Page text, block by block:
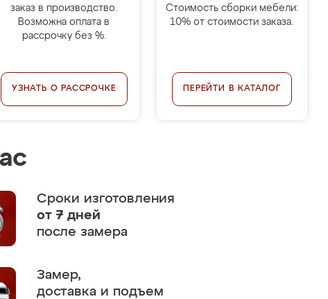
заказ в производство.
Возможна оплата в
рассрочку без %.
УЗНАТЬ О РАССРОЧКЕ
Стоимость сборки мебели:
10% от стоимости заказа.
ПЕРЕЙТИ В КАТАЛОГ
Сроки изготовления
от 7 дней
после замера
Замер,
доставка и подъем